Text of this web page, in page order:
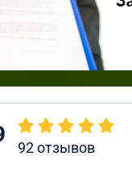
92отзывов